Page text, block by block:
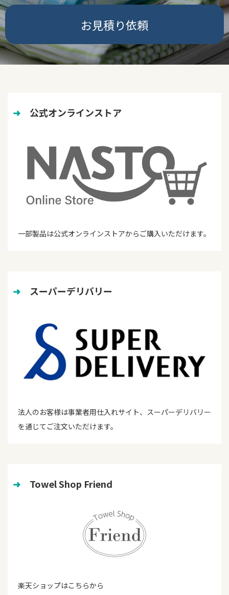
お見積り依頼
➜ 公式オンラインストア
一部製品は公式オンラインストアからご購入いただけます。
➜ スーパーデリバリー
法人のお客様は事業者用仕入れサイト、スーパーデリバリー
を通じてご注文いただけます。
➜ Towel Shop Friend
楽天ショップはこちらから